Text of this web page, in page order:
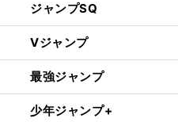
ジャンプSQ
Vジャンプ
最強ジャンプ
少年ジャンプ+